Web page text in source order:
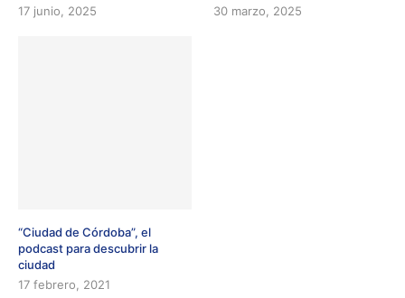
17 junio, 2025
30 marzo, 2025
“Ciudad de Córdoba”, el
podcast para descubrir la
ciudad
17 febrero, 2021